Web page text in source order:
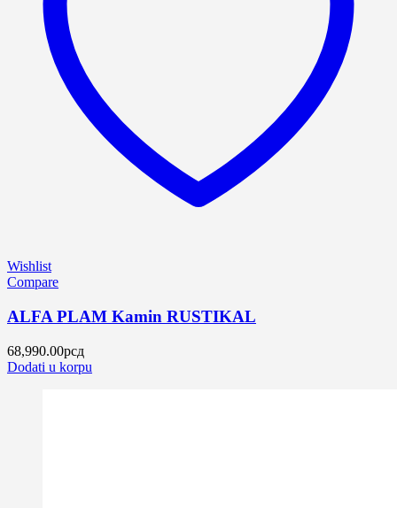
Wishlist
Compare
ALFA PLAM Kamin RUSTIKAL
68,990.00рсд
Dodati u korpu